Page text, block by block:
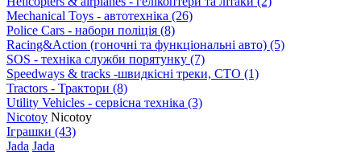
Mechanical Toys - автотехніка (26)
Police Cars - набори поліція (8)
Racing&Action (гоночні та функціональні авто) (5)
SOS - техніка служби порятунку (7)
Speedways & tracks -швидкісні треки, СТО (1)
Tractors - Трактори (8)
Utility Vehicles - сервісна техніка (3)
Nicotoy Nicotoy
Іграшки (43)
Jada Jada